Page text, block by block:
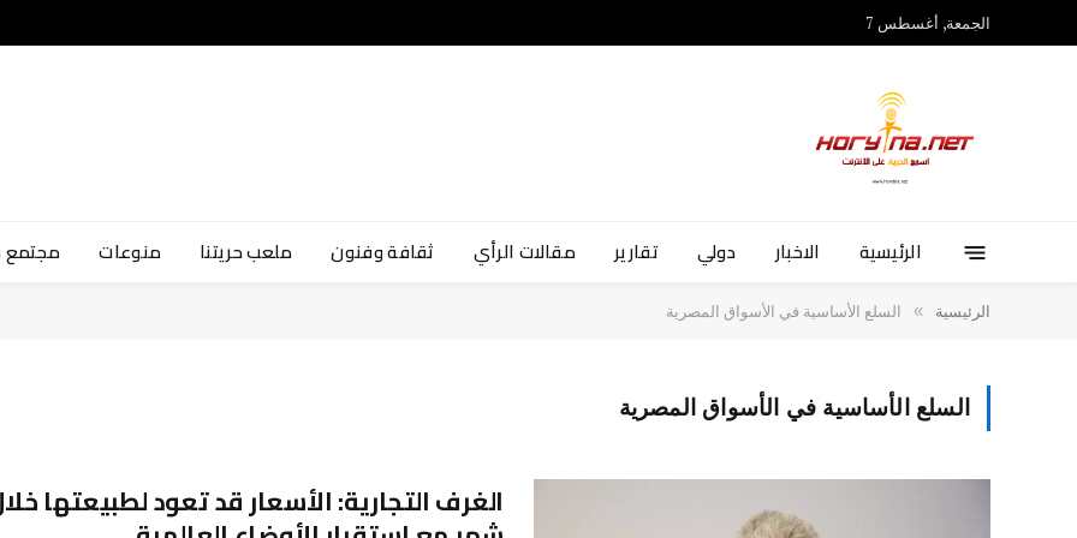
الجمعة, أغسطس 7
الرئيسية الاخبار دولي تقارير مقالات الرأي ثقافة وفنون ملعب حريتنا منوعات
الرئيسية » السلع الأساسية في الأسواق المصرية
السلع الأساسية في الأسواق المصرية
الغرف التجارية: الأسعار قد تعود لطبيعتها